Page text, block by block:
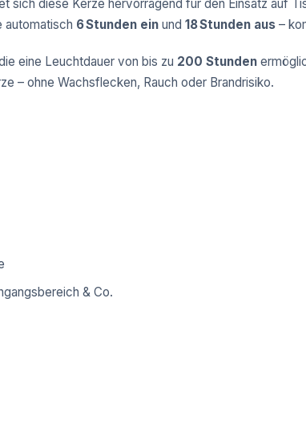
sich diese Kerze hervorragend für den Einsatz auf
automatisch 6 Stunden ein und 18 Stunden aus –
eine Leuchtdauer von bis zu 200 Stunden
– ohne Wachsflecken, Rauch oder Brandrisiko.
& Co.